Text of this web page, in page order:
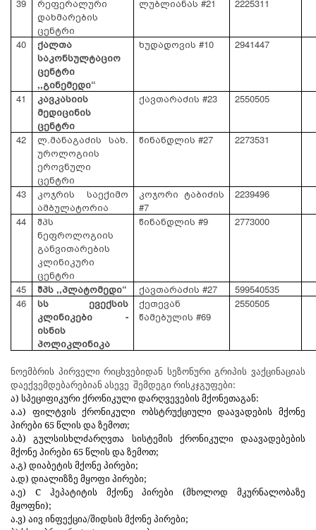
39
რეფერალური
დახმარების
ცენტრი
ლუბლიანას #21 2225311
40
ქალთა
საკონსულტაციო
ცენტრი
,,გინემედი“
ხუდადოვის #10 2941447
41
კავკასიის
მედიცინის
ცენტრი
ქავთარაძის #23 2550505
42
ლ.მანაგაძის სახ.
უროლოგიის
ეროვნული
ცენტრი
წინანდლის #27 2273531
43
კოჯრის საექიმო
ამბულატორია
კოჯორი ტაბიძის
#7
2239496
44
შპს
ნეფროლოგიის
განვითარების
კლინიკური
ცენტრი
წინანდლის #9 2773000
45 შპს ,,პლატომედი“ ქავთარაძის #27
599540535
46
სს ევექსის
კლინიკები -
ისნის
პოლიკლინიკა
ქეთევან
წამებულის #69
2550505
ნოემბრის პირველი რიცხვებიდან სეზონური გრიპის ვაქცინაციას
დაექვემდებარებიან ასევე შემდეგი რისკჯგუფები:
ა) სპეციფიკური ქრონიკული დარღვევების მქონეთაგან:
ა.ა) ფილტვის ქრონიკული ობსტრუქციული დაავადების მქონე
პირები 65 წლის და ზემოთ;
ა.ბ) გულსისხლძარღვთა სისტემის ქრონიკული დაავადებების
მქონე პირები 65 წლის და ზემოთ;
ა.გ) დიაბეტის მქონე პირები;
ა.დ) დიალიზზე მყოფი პირები;
ა.ე) C ჰეპატიტის მქონე პირები (მხოლოდ მკურნალობაზე
მყოფნი);
ა.ვ) აივ ინფექცია/შიდსის მქონე პირები;